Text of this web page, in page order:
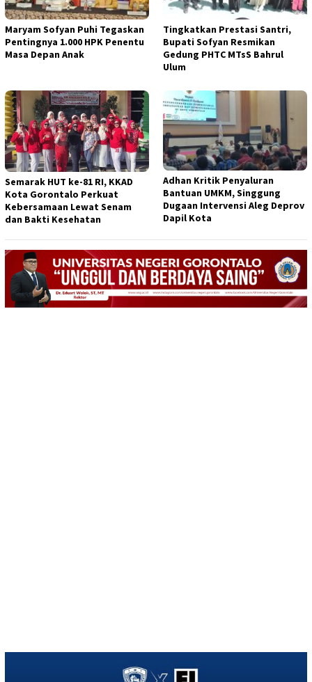
Maryam Sofyan Puhi Tegaskan
Pentingnya 1.000 HPK Penentu
Masa Depan Anak
Tingkatkan Prestasi Santri,
Bupati Sofyan Resmikan
Gedung PHTC MTsS Bahrul
Ulum
Semarak HUT ke-81 RI, KKAD
Kota Gorontalo Perkuat
Kebersamaan Lewat Senam
dan Bakti Kesehatan
Adhan Kritik Penyaluran
Bantuan UMKM, Singgung
Dugaan Intervensi Aleg Deprov
Dapil Kota